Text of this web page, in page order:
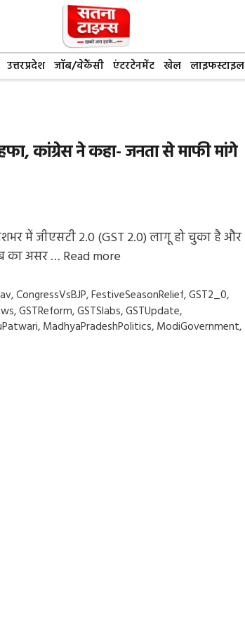
उत्तरप्रदेश जॉब/वेकैंसी एंटरटेनमेंट खेल लाइफस्टाइल
कांग्रेस ने कहा- जनता से माफी मांगे
में जीएसटी 2.0 (GST 2.0) लागू हो चुका है और
का असर … Read more
,CongressVsBJP,FestiveSeasonRelief,GST2_0,
,GSTReform,GSTSlabs,GSTUpdate,
, MadhyaPradeshPolitics, ModiGovernment,